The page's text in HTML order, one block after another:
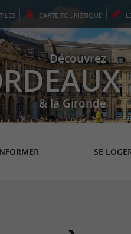
CARTE TOURISTIQUE
Découvrez
& la Gironde
SE